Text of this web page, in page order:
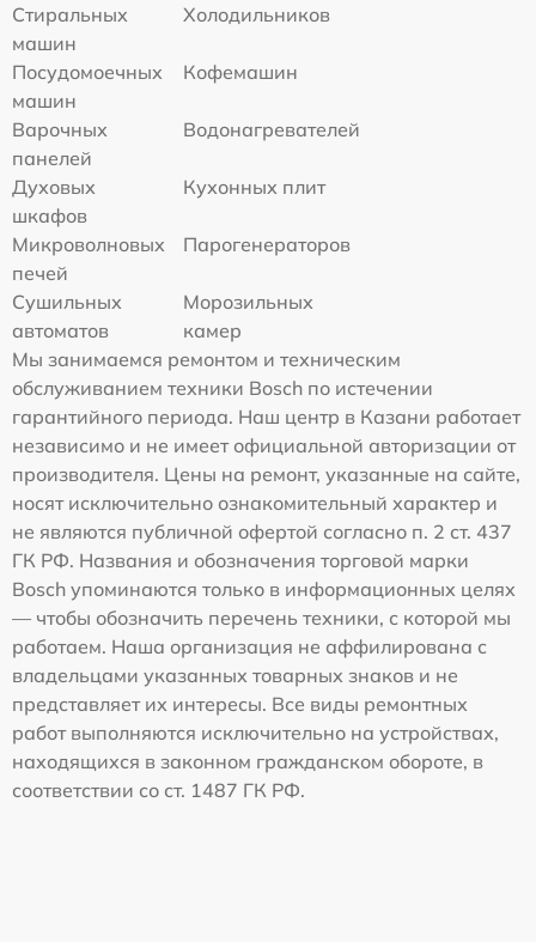
Стиральных
машин
Холодильников
Посудомоечных
машин
Кофемашин
Варочных
панелей
Водонагревателей
Духовых
шкафов
Кухонных плит
Микроволновых
печей
Парогенераторов
Сушильных
автоматов
Морозильных
камер
Мы занимаемся ремонтом и техническим
обслуживанием техники Bosch по истечении
гарантийного периода. Наш центр в Казани работает
независимо и не имеет официальной авторизации от
производителя. Цены на ремонт, указанные на сайте,
носят исключительно ознакомительный характер и
не являются публичной офертой согласно п. 2 ст. 437
ГК РФ. Названия и обозначения торговой марки
Bosch упоминаются только в информационных целях
— чтобы обозначить перечень техники, с которой мы
работаем. Наша организация не аффилирована с
владельцами указанных товарных знаков и не
представляет их интересы. Все виды ремонтных
работ выполняются исключительно на устройствах,
находящихся в законном гражданском обороте, в
соответствии со ст. 1487 ГК РФ.